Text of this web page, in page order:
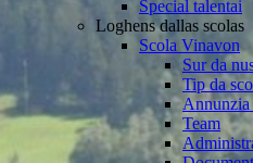
Special talentai
Loghens dallas scolas
Scola Vinavon
Sur da
Tip da
Annunzia
Team